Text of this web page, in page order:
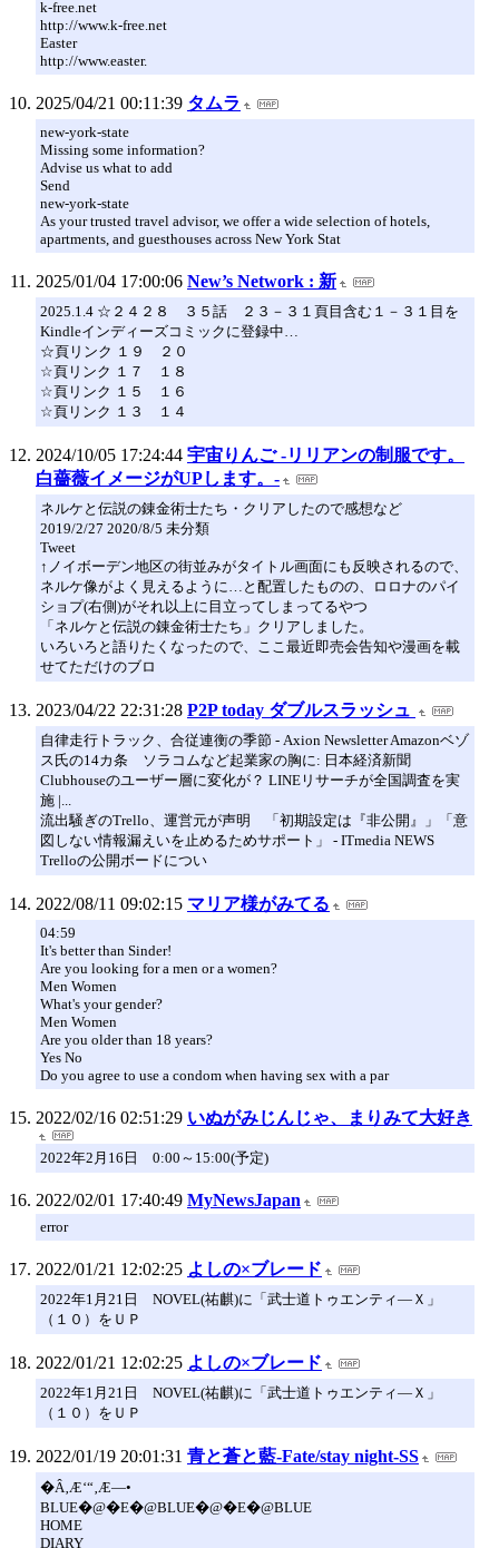
k-free.net
http://www.k-free.net
Easter
http://www.easter.
2025/04/21 00:11:39 タムラ
new-york-state
Missing some information?
Advise us what to add
Send
new-york-state
As your trusted travel advisor, we offer a wide selection of hotels,
apartments, and guesthouses across New York Stat
2025/01/04 17:00:06 New’s Network : 新
2025.1.4 ☆２４２８ ３５話 ２３－３１頁目含む１－３１目を
Kindleインディーズコミックに登録中…
☆頁リンク １９ ２０
☆頁リンク １７ １８
☆頁リンク １５ １６
☆頁リンク １３ １４
2024/10/05 17:24:44 宇宙りんご -リリアンの制服です。
白薔薇イメージがUPします。-
ネルケと伝説の錬金術士たち・クリアしたので感想など
2019/2/27 2020/8/5 未分類
Tweet
↑ノイボーデン地区の街並みがタイトル画面にも反映されるので、
ネルケ像がよく見えるように…と配置したものの、ロロナのパイ
ショプ(右側)がそれ以上に目立ってしまってるやつ
「ネルケと伝説の錬金術士たち」クリアしました。
いろいろと語りたくなったので、ここ最近即売会告知や漫画を載
せてただけのブロ
2023/04/22 22:31:28 P2P today ダブルスラッシュ
自律走行トラック、合従連衡の季節 - Axion Newsletter Amazonベゾ
ス氏の14カ条 ソラコムなど起業家の胸に: 日本経済新聞
Clubhouseのユーザー層に変化が？ LINEリサーチが全国調査を実
施 |...
流出騒ぎのTrello、運営元が声明 「初期設定は『非公開』」「意
図しない情報漏えいを止めるためサポート」 - ITmedia NEWS
Trelloの公開ボードについ
2022/08/11 09:02:15 マリア様がみてる
04:59
It's better than Sinder!
Are you looking for a men or a women?
Men Women
What's your gender?
Men Women
Are you older than 18 years?
Yes No
Do you agree to use a condom when having sex with a par
2022/02/16 02:51:29 いぬがみじんじゃ、まりみて大好き
2022年2月16日 0:00～15:00(予定)
2022/02/01 17:40:49 MyNewsJapan
error
2022/01/21 12:02:25 よしの×ブレード
2022年1月21日 NOVEL(祐麒)に「武士道トゥエンティ―Ｘ」
（１０）をＵＰ
2022/01/21 12:02:25 よしの×ブレード
2022年1月21日 NOVEL(祐麒)に「武士道トゥエンティ―Ｘ」
（１０）をＵＰ
2022/01/19 20:01:31 青と蒼と藍-Fate/stay night-SS
�Â‚Æ‘“‚Æ—•
BLUE�@�E�@BLUE�@�E�@BLUE
HOME
DIARY